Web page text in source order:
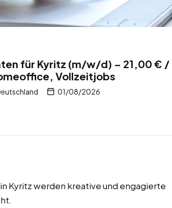
für Kyritz (m/w/d) – 21,00 € /
Vollzeitjobs
01/08/2026
Kyritz werden kreative und engagierte